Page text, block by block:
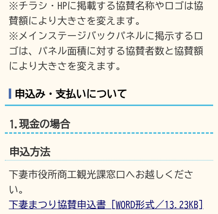
※チラシ・HPに掲載する協賛名称やロゴは協
賛額により大きさを変えます。
※メインステージバックパネルに掲示するロ
ゴは、パネル面積に対する協賛者数と協賛額
により大きさを変えます。
申込み・支払いについて
1.現金の場合
申込方法
下妻市役所商工観光課窓口へお越しくださ
い。
下妻まつり協賛申込書 [WORD形式／13.23KB]